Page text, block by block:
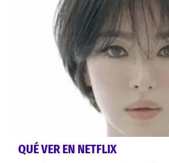
QUÉ VER EN NETFLIX